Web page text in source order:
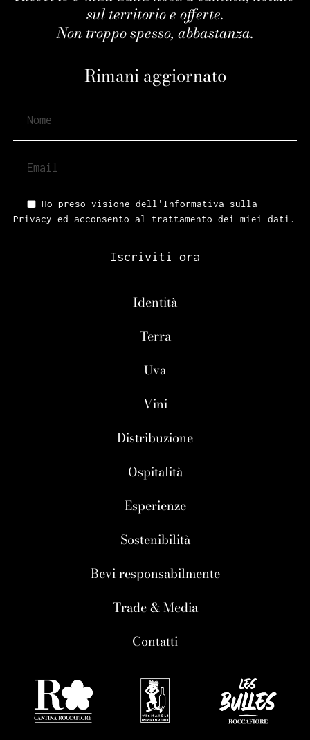
sul territorio e offerte.
Non troppo spesso, abbastanza.
Rimani aggiornato
Ho preso visione dell'Informativa sulla
Privacy ed acconsento al trattamento dei miei dati.
Iscriviti ora
Identità
Terra
Uva
Vini
Distribuzione
Ospitalità
Esperienze
Sostenibilità
Bevi responsabilmente
Trade & Media
Contatti